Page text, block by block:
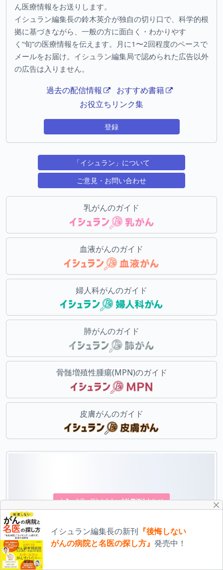
ん医療情報をお送りします。
イシュラン編集長の鈴木英介が独自の切り口で、科学的根
拠に基づきながら、一般の方に面白く・わかりやす
く“旬”の医療情報を伝えます。月に1〜2回程度のペースで
メールをお届け。イシュラン編集局で認められた広告以外
の広告は入りません。
過去の配信情報
おすすめ書籍
お役立ちリンク集
登録
「イシュラン」について
ご意見・お問い合わせ
乳がんのガイド
血液がんのガイド
婦人科がんのガイド
肺がんのガイド
骨髄増殖性腫瘍(MPN)のガイド
皮膚がんのガイド
イシュラン編集長の新刊
『後悔しない
がんの病院と名医の探し方』 発売中！